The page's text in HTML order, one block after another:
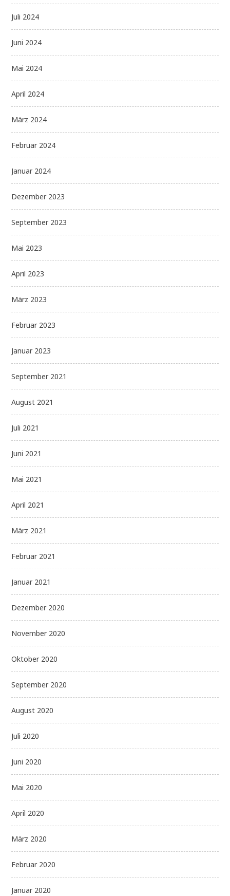
Juli 2024
Juni 2024
Mai 2024
April 2024
März 2024
Februar 2024
Januar 2024
Dezember 2023
September 2023
Mai 2023
April 2023
März 2023
Februar 2023
Januar 2023
September 2021
August 2021
Juli 2021
Juni 2021
Mai 2021
April 2021
März 2021
Februar 2021
Januar 2021
Dezember 2020
November 2020
Oktober 2020
September 2020
August 2020
Juli 2020
Juni 2020
Mai 2020
April 2020
März 2020
Februar 2020
Januar 2020